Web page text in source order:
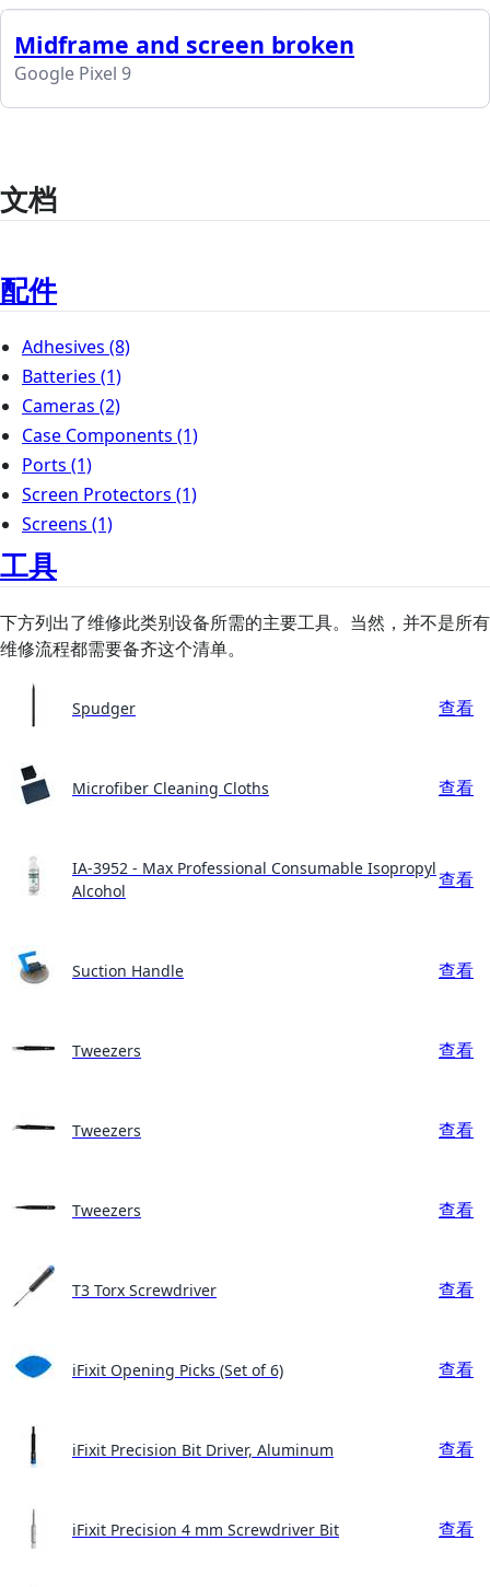
Midframe and screen broken
Google Pixel 9
文档
配件
Adhesives (8)
Batteries (1)
Cameras (2)
Case Components (1)
Ports (1)
Screen Protectors (1)
Screens (1)
工具
下方列出了维修此类别设备所需的主要工具。当然，并不是所有
维修流程都需要备齐这个清单。
Spudger 查看
Microfiber Cleaning Cloths 查看
IA-3952 - Max Professional Consumable Isopropyl
Alcohol
查看
Suction Handle 查看
Tweezers 查看
Tweezers 查看
Tweezers 查看
T3 Torx Screwdriver 查看
iFixit Opening Picks (Set of 6) 查看
iFixit Precision Bit Driver, Aluminum 查看
iFixit Precision 4 mm Screwdriver Bit 查看